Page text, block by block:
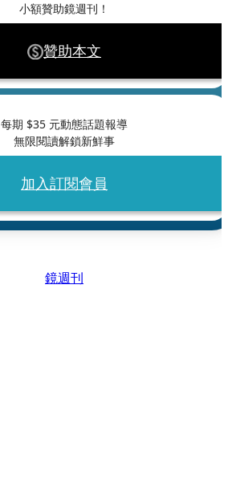
小額贊助鏡週刊！
贊助本文
每期 $35 元動態話題報導
無限閱讀解鎖新鮮事
加入訂閱會員
鏡週刊